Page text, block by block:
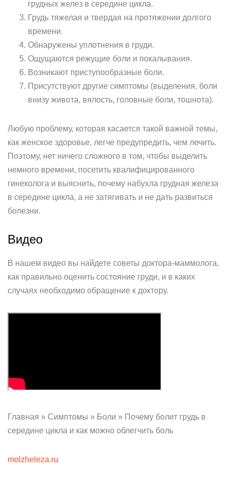
грудных желез в середине цикла.
Грудь тяжелая и твердая на протяжении долгого
времени.
Обнаружены уплотнения в груди.
Ощущаются режущие боли и покалывания.
Возникают приступообразные боли.
Присутствуют другие симптомы (выделения, боли
внизу живота, вялость, головные боли, тошнота).
Любую проблему, которая касается такой важной темы,
как женское здоровье, легче предупредить, чем лечить.
Поэтому, нет ничего сложного в том, чтобы выделить
немного времени, посетить квалифицированного
гинеколога и выяснить, почему набухла грудная железа
в середине цикла, а не затягивать и не дать развиться
болезни.
Видео
В нашем видео вы найдете советы доктора-маммолога,
как правильно оценить состояние груди, и в каких
случаях необходимо обращение к доктору.
Главная » Симптомы » Боли » Почему болит грудь в
середине цикла и как можно облегчить боль
molzheleza.ru